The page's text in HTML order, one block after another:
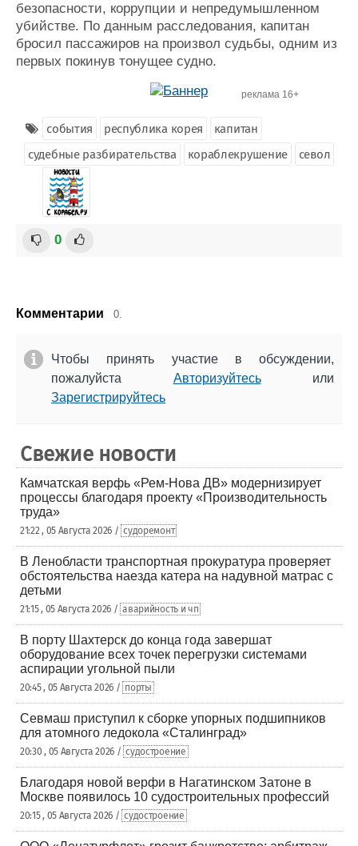
безопасности, коррупции и непредумышленном
убийстве. По данным расследования, капитан
бросил пассажиров на произвол судьбы, одним из
первых покинув тонущее судно.
реклама 16+
события республика корея
капитан
судебные разбирательства
кораблекрушение севол
0
Комментарии 0.
Чтобы принять участие в обсуждении,
пожалуйста Авторизуйтесьили
Зарегистрируйтесь
Свежие новости
Камчатская верфь «Рем-Нова ДВ» модернизирует
процессы благодаря проекту «Производительность
труда»
21:22 , 05 Августа 2026 / судоремонт
В Ленобласти транспортная прокуратура проверяет
обстоятельства наезда катера на надувной матрас с
детьми
21:15 , 05 Августа 2026 / аварийность и чп
В порту Шахтерск до конца года завершат
оборудование всех точек перегрузки системами
аспирации угольной пыли
20:45 , 05 Августа 2026 / порты
Севмаш приступил к сборке упорных подшипников
для атомного ледокола «Сталинград»
20:30 , 05 Августа 2026 / судостроение
Благодаря новой верфи в Нагатинском Затоне в
Москве появилось 10 судостроительных профессий
20:15 , 05 Августа 2026 / судостроение